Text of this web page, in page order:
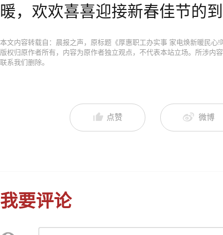
暖，欢欢喜喜迎接新春佳节的
本文内容转载自：晨报之声，原标题《厚惠职工办实事 家电焕新暖民
版权归原作者所有，内容为原作者独立观点，不代表本站立场。所涉内
联系我们删除。
点赞 微博
我要评论